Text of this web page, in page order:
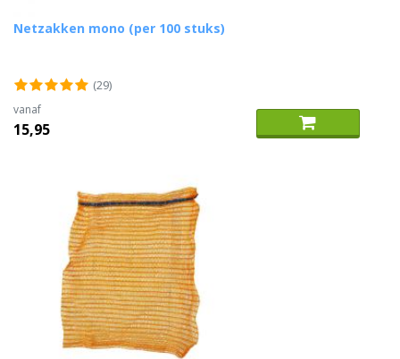
Netzakken mono (per 100 stuks)
(29)
vanaf
15,95